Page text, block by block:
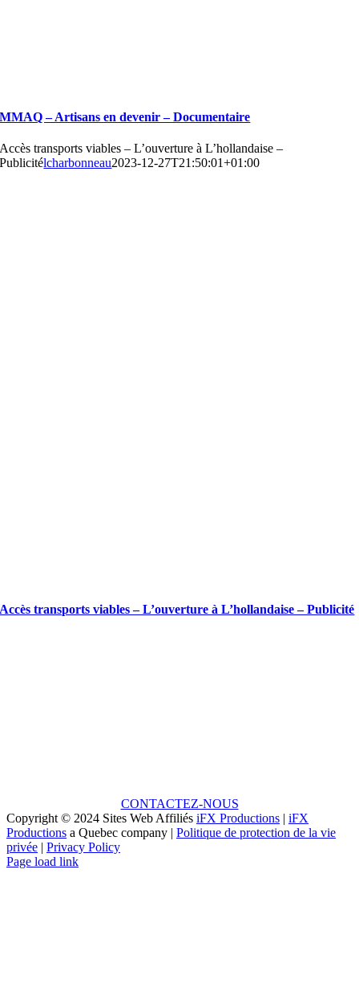
MMAQ – Artisans en devenir – Documentaire
Accès transports viables – L’ouverture à L’hollandaise –
Publicitélcharbonneau2023-12-27T21:50:01+01:00
Accès transports viables – L’ouverture à L’hollandaise – Publicité
CONTACTEZ-NOUS
Copyright © 2024 Sites Web Affiliés iFX Productions | iFX
Productions a Quebec company | Politique de protection de la vie
privée | Privacy Policy
Facebook
Vimeo
YouTube
Instagram
LinkedIn
Page load link